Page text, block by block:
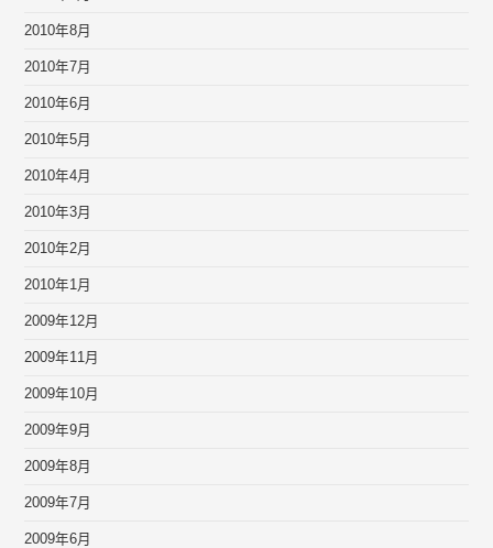
2010年8月
2010年7月
2010年6月
2010年5月
2010年4月
2010年3月
2010年2月
2010年1月
2009年12月
2009年11月
2009年10月
2009年9月
2009年8月
2009年7月
2009年6月